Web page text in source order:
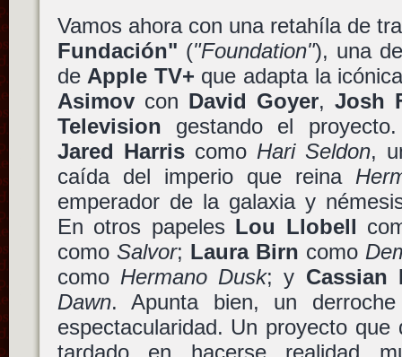
Vamos ahora con una retahíla de
Fundación" ("Foundation"), una
de Apple TV+ que adapta la
Asimovcon David Goyer, Josh
Television gestando el
Jared Harriscomo Hari Seldon,
caída del imperio que reina
emperador de la galaxia y
En otros papeles Lou Llobell
como Salvor; Laura Birn como
como Hermano Dusk; y Cassian
Dawn. Apunta bien, un
espectacularidad. Un proyecto